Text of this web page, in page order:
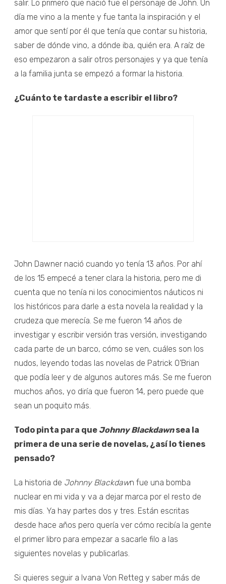
salir. Lo primero que nació fue el personaje de John. Un
día me vino a la mente y fue tanta la inspiración y el
amor que sentí por él que tenía que contar su historia,
saber de dónde vino, a dónde iba, quién era. A raíz de
eso empezaron a salir otros personajes y ya que tenía
a la familia junta se empezó a formar la historia.
¿Cuánto te tardaste a escribir el libro?
John Dawner nació cuando yo tenía 13 años. Por ahí
de los 15 empecé a tener clara la historia, pero me di
cuenta que no tenía ni los conocimientos náuticos ni
los históricos para darle a esta novela la realidad y la
crudeza que merecía. Se me fueron 14 años de
investigar y escribir versión tras versión, investigando
cada parte de un barco, cómo se ven, cuáles son los
nudos, leyendo todas las novelas de Patrick O’Brian
que podía leer y de algunos autores más. Se me fueron
muchos años, yo diría que fueron 14, pero puede que
sean un poquito más.
Todo pinta para que Johnny Blackdawnsea la
primera de una serie de novelas, ¿así lo tienes
pensado?
La historia de Johnny Blackdawn fue una bomba
nuclear en mi vida y va a dejar marca por el resto de
mis días. Ya hay partes dos y tres. Están escritas
desde hace años pero quería ver cómo recibía la gente
el primer libro para empezar a sacarle filo a las
siguientes novelas y publicarlas.
Si quieres seguir a Ivana Von Retteg y saber más de